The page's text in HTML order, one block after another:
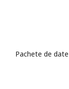
Pachete de